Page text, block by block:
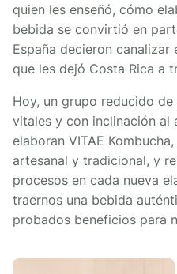
quien les enseñó, cómo
bebida se convirtió en
España decieron canalizar
que les dejó Costa Rica a
Hoy, un grupo reducido
vitales y con inclinación al
elaboran VITAE
artesanal y tradicional, y
procesos en cada nueva
traernos una bebida
probados beneficios para